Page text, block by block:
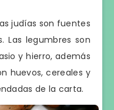
judías son fuentes
Las legumbres son
y hierro, además
huevos, cereales y
de la carta.